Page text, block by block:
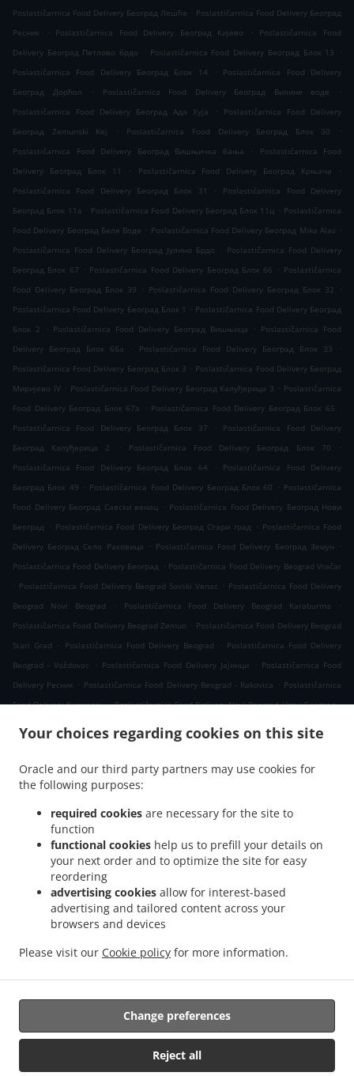
Your choices regarding cookies on this site
Oracle and our third party partners may use cookies for
the following purposes:
required cookies are necessary for the site to
function
functional cookies help us to prefill your details on
your next order and to optimize the site for easy
reordering
advertising cookies allow for interest-based
advertising and tailored content across your
browsers and devices
Please visit our Cookie policy for more information.
Reject all
Change preferences
Poslastičarnica Food Delivery Београд Лешће . Poslastičarnica Food Delivery Београд
Ресник
. Poslastičarnica Food Delivery Београд Кијево .
Poslastičarnica Food
Delivery Београд Петлово брдо
. Poslastičarnica Food Delivery Београд Блок 13
.
Poslastičarnica Food Delivery Београд Блок 14
.
Poslastičarnica Food Delivery
Београд Дорћол
. Poslastičarnica Food Delivery Београд Вилине воде
.
Poslastičarnica Food Delivery Београд Ада Хуја
.
Poslastičarnica Food Delivery
Београд Zemunski Kej
. Poslastičarnica Food Delivery Београд Блок 30
.
Poslastičarnica Food Delivery Београд Вишњичка бања
.
Poslastičarnica Food
Delivery Београд Блок 11
. Poslastičarnica Food Delivery Београд Крњача
.
Poslastičarnica Food Delivery Београд Блок 31
.
Poslastičarnica Food Delivery
Београд Блок 11а . Poslastičarnica Food Delivery Београд Блок 11ц . Poslastičarnica
Food Delivery Београд Беле Воде . Poslastičarnica Food Delivery Београд Mika Alas .
Poslastičarnica Food Delivery Београд Јулино Брдо
. Poslastičarnica Food Delivery
Београд Блок 67 . Poslastičarnica Food Delivery Београд Блок 66 . Poslastičarnica
Food Delivery Београд Блок 39
. Poslastičarnica Food Delivery Београд Блок 32
.
Poslastičarnica Food Delivery Београд Блок 1
. Poslastičarnica Food Delivery Београд
Блок 2
. Poslastičarnica Food Delivery Београд Вишњица . Poslastičarnica Food
Delivery Београд Блок 66а
. Poslastičarnica Food Delivery Београд Блок 33
.
Poslastičarnica Food Delivery Београд Блок 3 . Poslastičarnica Food Delivery Београд
Миријево IV . Poslastičarnica Food Delivery Београд Калуђерица 3 . Poslastičarnica
Food Delivery Београд Блок 67а
. Poslastičarnica Food Delivery Београд Блок 65 .
Poslastičarnica Food Delivery Београд Блок 37
.
Poslastičarnica Food Delivery
Београд Калуђерица 2
. Poslastičarnica Food Delivery Београд Блок 70
.
Poslastičarnica Food Delivery Београд Блок 64
.
Poslastičarnica Food Delivery
Београд Блок 49 . Poslastičarnica Food Delivery Београд Блок 60 . Poslastičarnica
Food Delivery Београд Савски венац . Poslastičarnica Food Delivery Београд Нови
Београд . Poslastičarnica Food Delivery Београд Стари град . Poslastičarnica Food
Delivery Београд Село Раковица
. Poslastičarnica Food Delivery Београд Земун
.
Poslastičarnica Food Delivery Београд . Poslastičarnica Food Delivery Beograd Vračar
. Poslastičarnica Food Delivery Beograd Savski Venac . Poslastičarnica Food Delivery
Beograd Novi Beograd
. Poslastičarnica Food Delivery Beograd Karaburma
.
Poslastičarnica Food Delivery Beograd Zemun . Poslastičarnica Food Delivery Beograd
Stari Grad
. Poslastičarnica Food Delivery Beograd . Poslastičarnica Food Delivery
Beograd - Voždovac
. Poslastičarnica Food Delivery Јајинци . Poslastičarnica Food
Delivery Ресник . Poslastičarnica Food Delivery Beograd - Rakovica . Poslastičarnica
Food Delivery Кнежевац . Poslastičarnica Food Delivery Novi Beograd Нови Београд .
Poslastičarnica Food Delivery Beograd - Zvezdara .
Калуђерица
Poslastičarnica Food Delivery Бели Поток Село Раковица
Poslastičarnica Food Delivery Бели Поток
Poslastičarnica Food Delivery Прокупље
. Poslastičarnica Food Delivery Resnik
Poslastičarnica Food Delivery Раковица Село . Poslastičarnica Food Delivery Борча
Poslastičarnica Food Delivery Blok 58 Нови Београд . Poslastičarnica Food Delivery
. Poslastičarnica Food Delivery Сланци
Beograd - Palilula . Poslastičarnica Food Delivery Лештане .
Delivery Beograd - Kaluđerica
. Poslastičarnica Food Delivery Винча
Poslastičarnica Food Delivery Пиносава .
Takeaway food delivery
Supported by:
www.tvojadostava.rs | office@tvojadostava.rs